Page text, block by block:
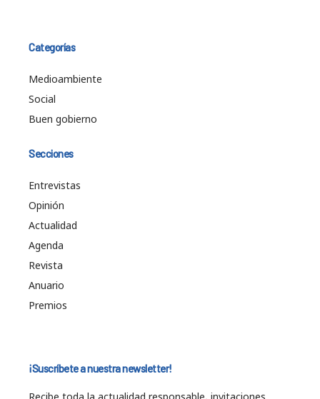
Categorías
Medioambiente
Social
Buen gobierno
Secciones
Entrevistas
Opinión
Actualidad
Agenda
Revista
Anuario
Premios
¡Suscríbete a nuestra newsletter!